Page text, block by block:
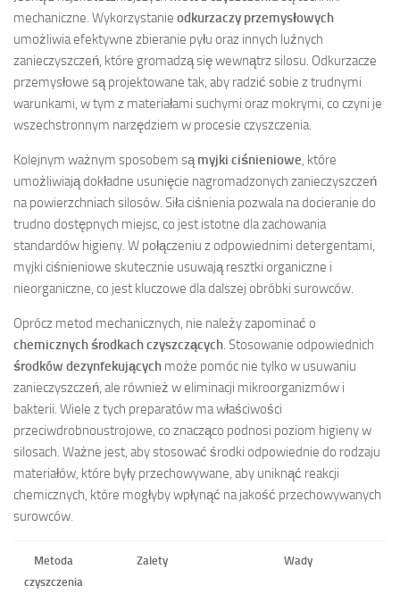
mechaniczne. Wykorzystanie odkurzaczy przemysłowych
umożliwia efektywne zbieranie pyłu oraz innych luźnych
zanieczyszczeń, które gromadzą się wewnątrz silosu. Odkurzacze
przemysłowe są projektowane tak, aby radzić sobie z trudnymi
warunkami, w tym z materiałami suchymi oraz mokrymi, co czyni je
wszechstronnym narzędziem w procesie czyszczenia.
Kolejnym ważnym sposobem sąmyjki ciśnieniowe, które
umożliwiają dokładne usunięcie nagromadzonych zanieczyszczeń
na powierzchniach silosów. Siła ciśnienia pozwala na docieranie do
trudno dostępnych miejsc, co jest istotne dla zachowania
standardów higieny. W połączeniu z odpowiednimi detergentami,
myjki ciśnieniowe skutecznie usuwają resztki organiczne i
nieorganiczne, co jest kluczowe dla dalszej obróbki surowców.
Oprócz metod mechanicznych, nie należy zapominać o
chemicznych środkach czyszczących. Stosowanie odpowiednich
środków dezynfekujących może pomóc nie tylko w usuwaniu
zanieczyszczeń, ale również w eliminacji mikroorganizmów i
bakterii. Wiele z tych preparatów ma właściwości
przeciwdrobnoustrojowe, co znacząco podnosi poziom higieny w
silosach. Ważne jest, aby stosować środki odpowiednie do rodzaju
materiałów, które były przechowywane, aby uniknąć reakcji
chemicznych, które mogłyby wpłynąć na jakość przechowywanych
surowców.
Metoda
czyszczenia
Zalety Wady